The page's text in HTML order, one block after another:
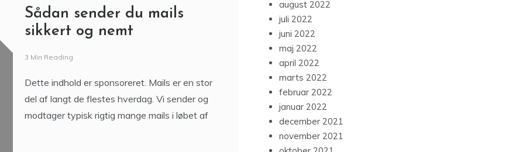
Sådan sender du mails
sikkert og nemt
3 Min Reading
november 2022
oktober 2022
september 2022
august 2022
juli 2022
juni 2022
maj 2022
april 2022
marts 2022
februar 2022